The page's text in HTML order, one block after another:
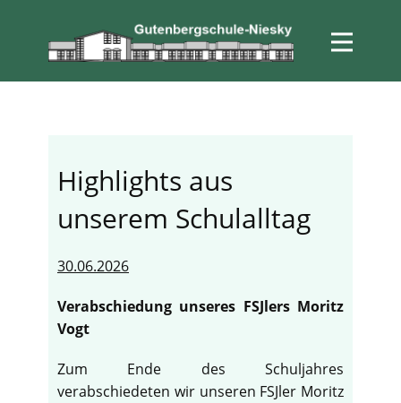
Highlights aus
unserem Schulalltag
30.06.2026
Verabschiedung unseres FSJlers Moritz
Vogt
Zum Ende des Schuljahres
verabschiedeten wir unseren FSJler Moritz